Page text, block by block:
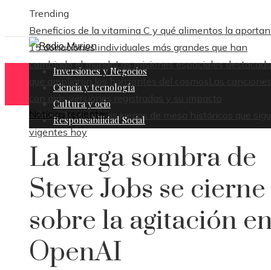
Trending
Beneficios de la vitamina C y qué alimentos la aportan
15 donaciones individuales más grandes que han
cambiado el mundoLas misiones espaciales
que ampliaron los horizontes del cosmos
Las
con más versiones registradas y su impacto
culturalDescubre los juegos de mesa históricos que
vigentes hoy
Inversiones y Negocios
Ciencia y tecnología
Cultura y ocio
Responsabilidad Social
Noticias recientes
La larga sombra de
Steve Jobs se cierne
sobre la agitación
OpenAI